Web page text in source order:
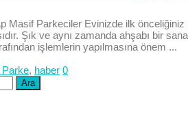
Masif Parkeciler Evinizde ilk önceliğiniz
Şık ve aynı zamanda ahşabı bir
işlemlerin yapılmasına önem ...
Parke, haber 0